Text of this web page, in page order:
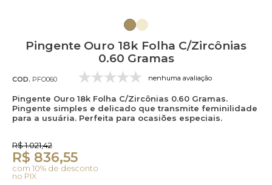
Pingente Ouro 18k Folha C/Zircônias
0.60 Gramas
COD. PFO060 nenhuma avaliação
Pingente Ouro 18k Folha C/Zircônias 0.60 Gramas.
Pingente simples e delicado que transmite feminilidade
para a usuária. Perfeita para ocasiões especiais.
R$ 1.021,42
R$ 836,55
com 10% de desconto
no PIX